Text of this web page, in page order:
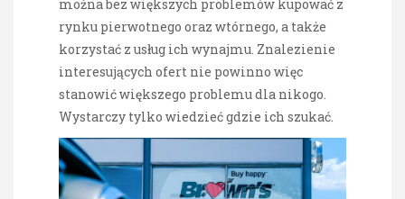
można bez większych problemów kupować z
rynku pierwotnego oraz wtórnego, a także
korzystać z usług ich wynajmu. Znalezienie
interesujących ofert nie powinno więc
stanowić większego problemu dla nikogo.
Wystarczy tylko wiedzieć gdzie ich szukać.